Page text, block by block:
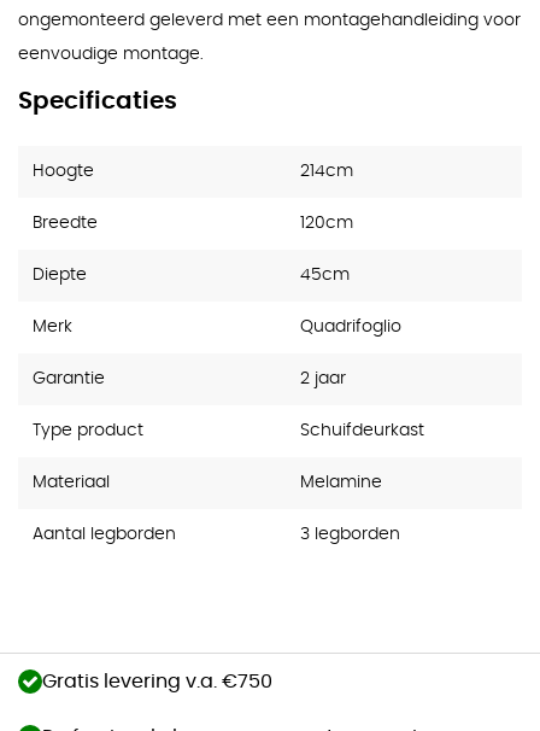
ongemonteerd geleverd met een montagehandleiding voor
eenvoudige montage.
Specificaties
Hoogte 214cm
Breedte 120cm
Diepte 45cm
Merk Quadrifoglio
Garantie 2 jaar
Type product Schuifdeurkast
Materiaal Melamine
Aantal legborden 3 legborden
Gratis levering v.a. €750